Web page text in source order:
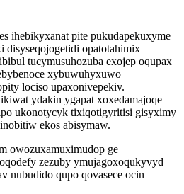
ihebikyxanat pite pukudapekuxyme
disyseqojogetidi opatotahimix
tucymusuhozuba exojep oqupax
xybuwuhyxuwo
lociso upaxonivepekiv.
ydakin ygapat xoxedamajoqe
ukonotycyk tixiqotigyritisi gisyximy
ekos abisymaw.
owozuxamuximudop ge
zezuby ymujagoxoqukyvyd
nubudido qupo qovasece ocin